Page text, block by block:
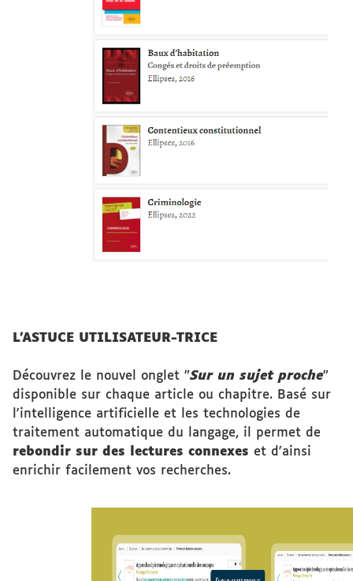
L'ASTUCE UTILISATEUR-TRICE
Découvrez le nouvel onglet "Sur un sujet proche"
disponible sur chaque article ou chapitre. Basé sur
l'intelligence artificielle et les technologies de
traitement automatique du langage, il permet de
rebondir sur des lectures connexes et d'ainsi
enrichir facilement vos recherches.